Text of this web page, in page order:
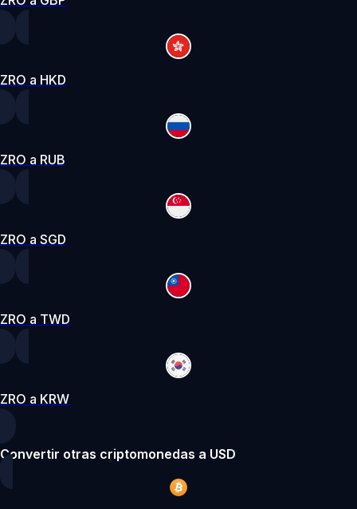
ZRO a HKD
ZRO a RUB
ZRO a SGD
ZRO a TWD
ZRO a KRW
Convertir otras criptomonedas a USD